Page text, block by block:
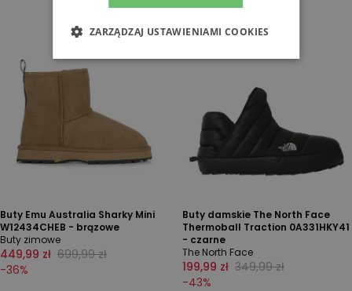
Buty Emu Australia Sharky Mini
W12434CHEB - brązowe
Buty zimowe
449,99 zł 699,99 zł
-36%
Buty damskie The North Face
Thermoball Traction 0A331HKY41
- czarne
The North Face
199,99 zł 349,99 zł
-43%
ZARZĄDZAJ USTAWIENIAMI COOKIES